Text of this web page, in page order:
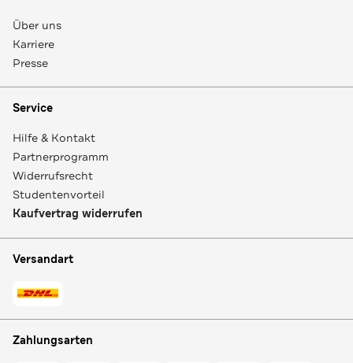
Über uns
Karriere
Presse
Service
Hilfe & Kontakt
Partnerprogramm
Widerrufsrecht
Studentenvorteil
Kaufvertrag widerrufen
Versandart
Zahlungsarten